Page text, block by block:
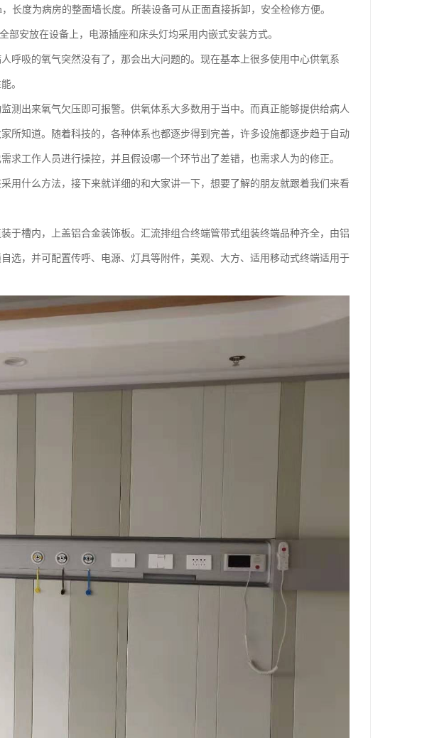
长度为病房的整面墙长度。所装设备可从正面直接拆卸，安全检修方便。
安放在设备上，电源插座和床头灯均采用内嵌式安装方式。
呼吸的氧气突然没有了，那会出大问题的。现在基本上很多使用中心供氧系
。
测出来氧气欠压即可报警。供氧体系大多数用于当中。而真正能够提供给病人
所知道。随着科技的，各种体系也都逐步得到完善，许多设施都逐步趋于自动
工作人员进行操控，并且假设哪一个环节出了差错，也需求人为的修正。
用什么方法，接下来就详细的和大家讲一下，想要了解的朋友就跟着我们来看
于槽内，上盖铝合金装饰板。汇流排组合终端管带式组装终端品种齐全，由铝
选，并可配置传呼、电源、灯具等附件，美观、大方、适用移动式终端适用于